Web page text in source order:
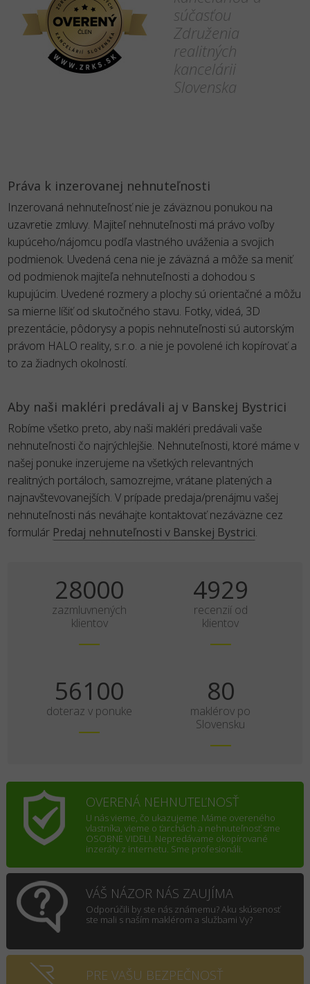
súčasťou
Združenia
realitných
kancelárii
Slovenska
Práva k inzerovanej nehnuteľnosti
Inzerovaná nehnuteľnosť nie je záväznou ponukou na
uzavretie zmluvy. Majiteľ nehnuteľnosti má právo voľby
kupúceho/nájomcu podľa vlastného uváženia a svojich
podmienok. Uvedená cena nie je záväzná a môže sa meniť
od podmienok majiteľa nehnuteľnosti a dohodou s
kupujúcim. Uvedené rozmery a plochy sú orientačné a môžu
sa mierne líšiť od skutočného stavu. Fotky, videá, 3D
prezentácie, pôdorysy a popis nehnuteľnosti sú autorským
právom HALO reality, s.r.o. a nie je povolené ich kopírovať a
to za žiadnych okolností.
Aby naši makléri predávali aj v Banskej Bystrici
Robíme všetko preto, aby naši makléri predávali vaše
nehnuteľnosti čo najrýchlejšie. Nehnuteľnosti, ktoré máme v
našej ponuke inzerujeme na všetkých relevantných
realitných portáloch, samozrejme, vrátane platených a
najnavštevovanejších. V prípade predaja/prenájmu vašej
nehnuteľnosti nás neváhajte kontaktovať nezáväzne cez
formulár Predaj nehnuteľnosti v Banskej Bystrici.
35000
zazmluvnených
klientov
6161
recenzií od
klientov
70125
doteraz v ponuke
100
maklérov po
Slovensku
OVERENÁ NEHNUTEĽNOSŤ
U nás vieme, čo ukazujeme. Máme overeného
vlastníka, vieme o ťarchách a nehnuteľnosť sme
OSOBNE VIDELI. Nepredávame okopírované
inzeráty z internetu. Sme profesionáli.
VÁŠ NÁZOR NÁS ZAUJÍMA
Odporúčili by ste nás známemu? Aku skúsenosť
ste mali s naším maklérom a službami Vy?
PRE VAŠU BEZPEČNOSŤ